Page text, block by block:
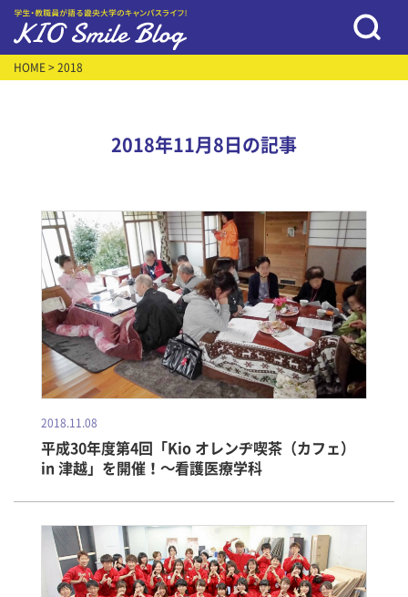
HOME > 2018
2018年11月8日の記事
2018.11.08
平成30年度第4回「Kio オレンヂ喫茶（カフェ）
in 津越」を開催！～看護医療学科